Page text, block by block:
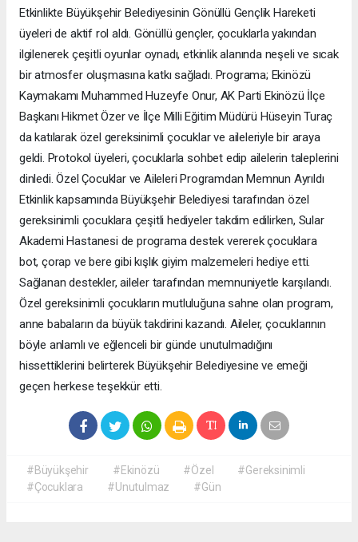
Etkinlikte Büyükşehir Belediyesinin Gönüllü Gençlik Hareketi
üyeleri de aktif rol aldı. Gönüllü gençler, çocuklarla yakından
ilgilenerek çeşitli oyunlar oynadı, etkinlik alanında neşeli ve sıcak
bir atmosfer oluşmasına katkı sağladı. Programa; Ekinözü
Kaymakamı Muhammed Huzeyfe Onur, AK Parti Ekinözü İlçe
Başkanı Hikmet Özer ve İlçe Milli Eğitim Müdürü Hüseyin Turaç
da katılarak özel gereksinimli çocuklar ve aileleriyle bir araya
geldi. Protokol üyeleri, çocuklarla sohbet edip ailelerin taleplerini
dinledi. Özel Çocuklar ve Aileleri Programdan Memnun Ayrıldı
Etkinlik kapsamında Büyükşehir Belediyesi tarafından özel
gereksinimli çocuklara çeşitli hediyeler takdim edilirken, Sular
Akademi Hastanesi de programa destek vererek çocuklara
bot, çorap ve bere gibi kışlık giyim malzemeleri hediye etti.
Sağlanan destekler, aileler tarafından memnuniyetle karşılandı.
Özel gereksinimli çocukların mutluluğuna sahne olan program,
anne babaların da büyük takdirini kazandı. Aileler, çocuklarının
böyle anlamlı ve eğlenceli bir günde unutulmadığını
hissettiklerini belirterek Büyükşehir Belediyesine ve emeği
geçen herkese teşekkür etti.
#Büyükşehir #Ekinözü #Özel
#Gereksinimli
#Çocuklara
#Unutulmaz #Gün